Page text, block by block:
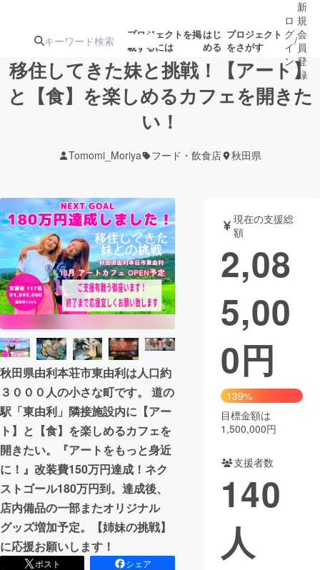
プロジェクトを掲
載するには
はじ
める
プロジェクト
をさがす
注目の新着プロ
テクノロジー・ガジェット
映像・映画 書籍・雑誌
ビジネス・起業 チャレンジ
まちづくり・地域活性化
CAMPFIRE for Social Good CAMPFIRE Creation
CAMPFIREふるさと納税machi-ya コミュニティ
ロ
グ
イ
ン
/
新
規
会
員
登
録
移住してきた妹と挑戦！【アート】
と【食】を楽しめるカフェを開きた
い！
Tomomi_Moriya フード・飲食店 秋田県
秋田県由利本荘市東由利は人口約
３０００人の小さな町です。 道の
駅「東由利」隣接施設内に【アー
ト】と【食】を楽しめるカフェを
開きたい。『アートをもっと身近
に！』改装費150万円達成！ネク
ストゴール180万円到。達成後、
店内備品の一部またオリジナル
グッズ増加予定。【姉妹の挑戦】
に応援お願いします！
ポスト
シェア
現在の支援総
額
2,08
5,00
0円
139%
目標金額は
1,500,000円
支援者数
140
人